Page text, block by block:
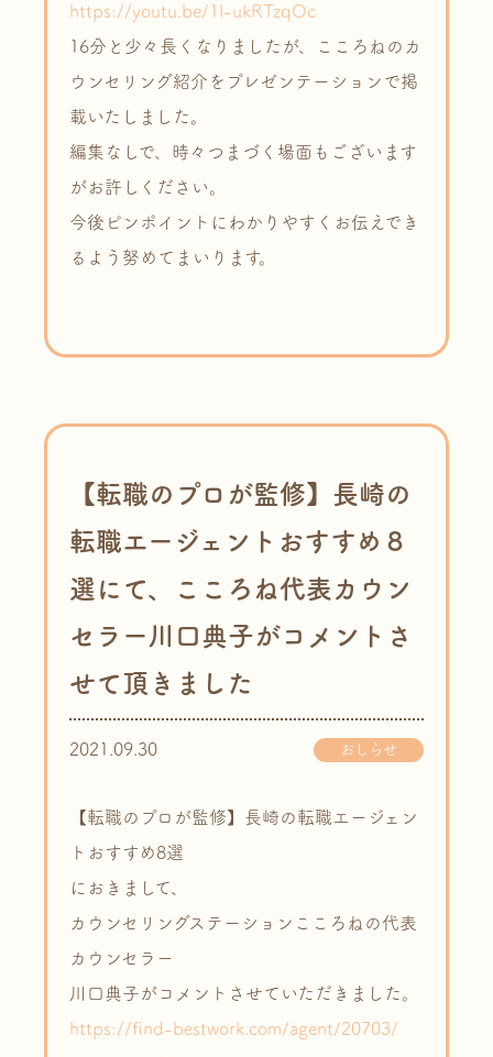
https://youtu.be/1I-ukRTzqOc
16分と少々長くなりましたが、こころねのカ
ウンセリング紹介をプレゼンテーションで掲
載いたしました。
編集なしで、時々つまづく場面もございます
がお許しください。
今後ピンポイントにわかりやすくお伝えでき
るよう努めてまいります。
【転職のプロが監修】長崎の
転職エージェントおすすめ８
選にて、こころね代表カウン
セラー川口典子がコメントさ
せて頂きました
2021.09.30 おしらせ
【転職のプロが監修】長崎の転職エージェン
トおすすめ8選
におきまして、
カウンセリングステーションこころねの代表
カウンセラー
川口典子がコメントさせていただきました。
https://find-bestwork.com/agent/20703/